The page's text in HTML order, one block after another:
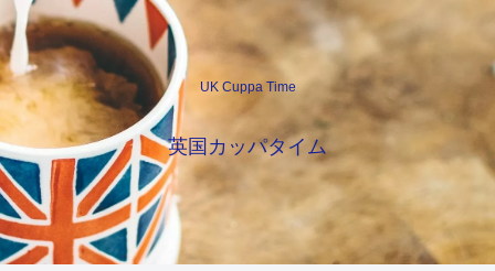
UK Cuppa Time
英国カッパタイム